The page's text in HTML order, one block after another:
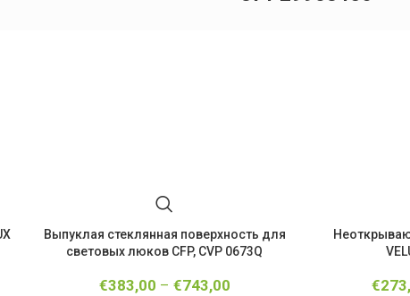
Выпуклая стеклянная поверхность для
световых люков CFP, CVP 0673Q
€383,00 – €743,00 €